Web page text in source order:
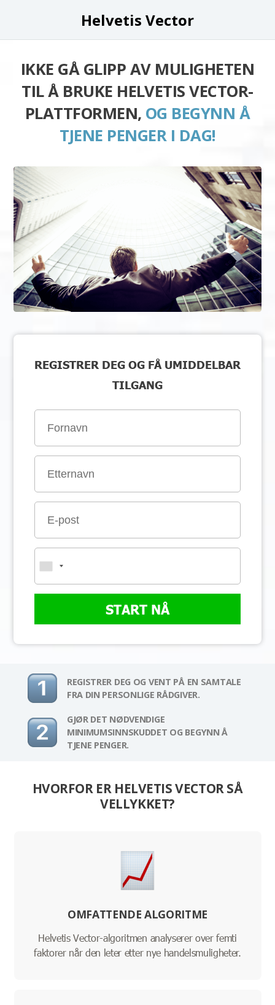
Helvetis Vector
IKKE GÅ GLIPP AV MULIGHETEN
TIL Å BRUKE HELVETIS VECTOR-
PLATTFORMEN, OG BEGYNN Å
TJENE PENGER I DAG!
REGISTRER DEG OG FÅ UMIDDELBAR
TILGANG
START NÅ
REGISTRER DEG OG VENT PÅ EN SAMTALE
FRA DIN PERSONLIGE RÅDGIVER.
GJØR DET NØDVENDIGE
MINIMUMSINNSKUDDET OG BEGYNN Å
TJENE PENGER.
HVORFOR ER HELVETIS VECTOR SÅ
VELLYKKET?
OMFATTENDE ALGORITME
Helvetis Vector-algoritmen analyserer over femti
faktorer når den leter etter nye handelsmuligheter.